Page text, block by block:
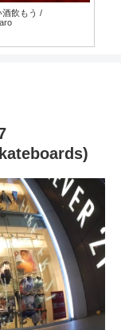
酒飲もう /